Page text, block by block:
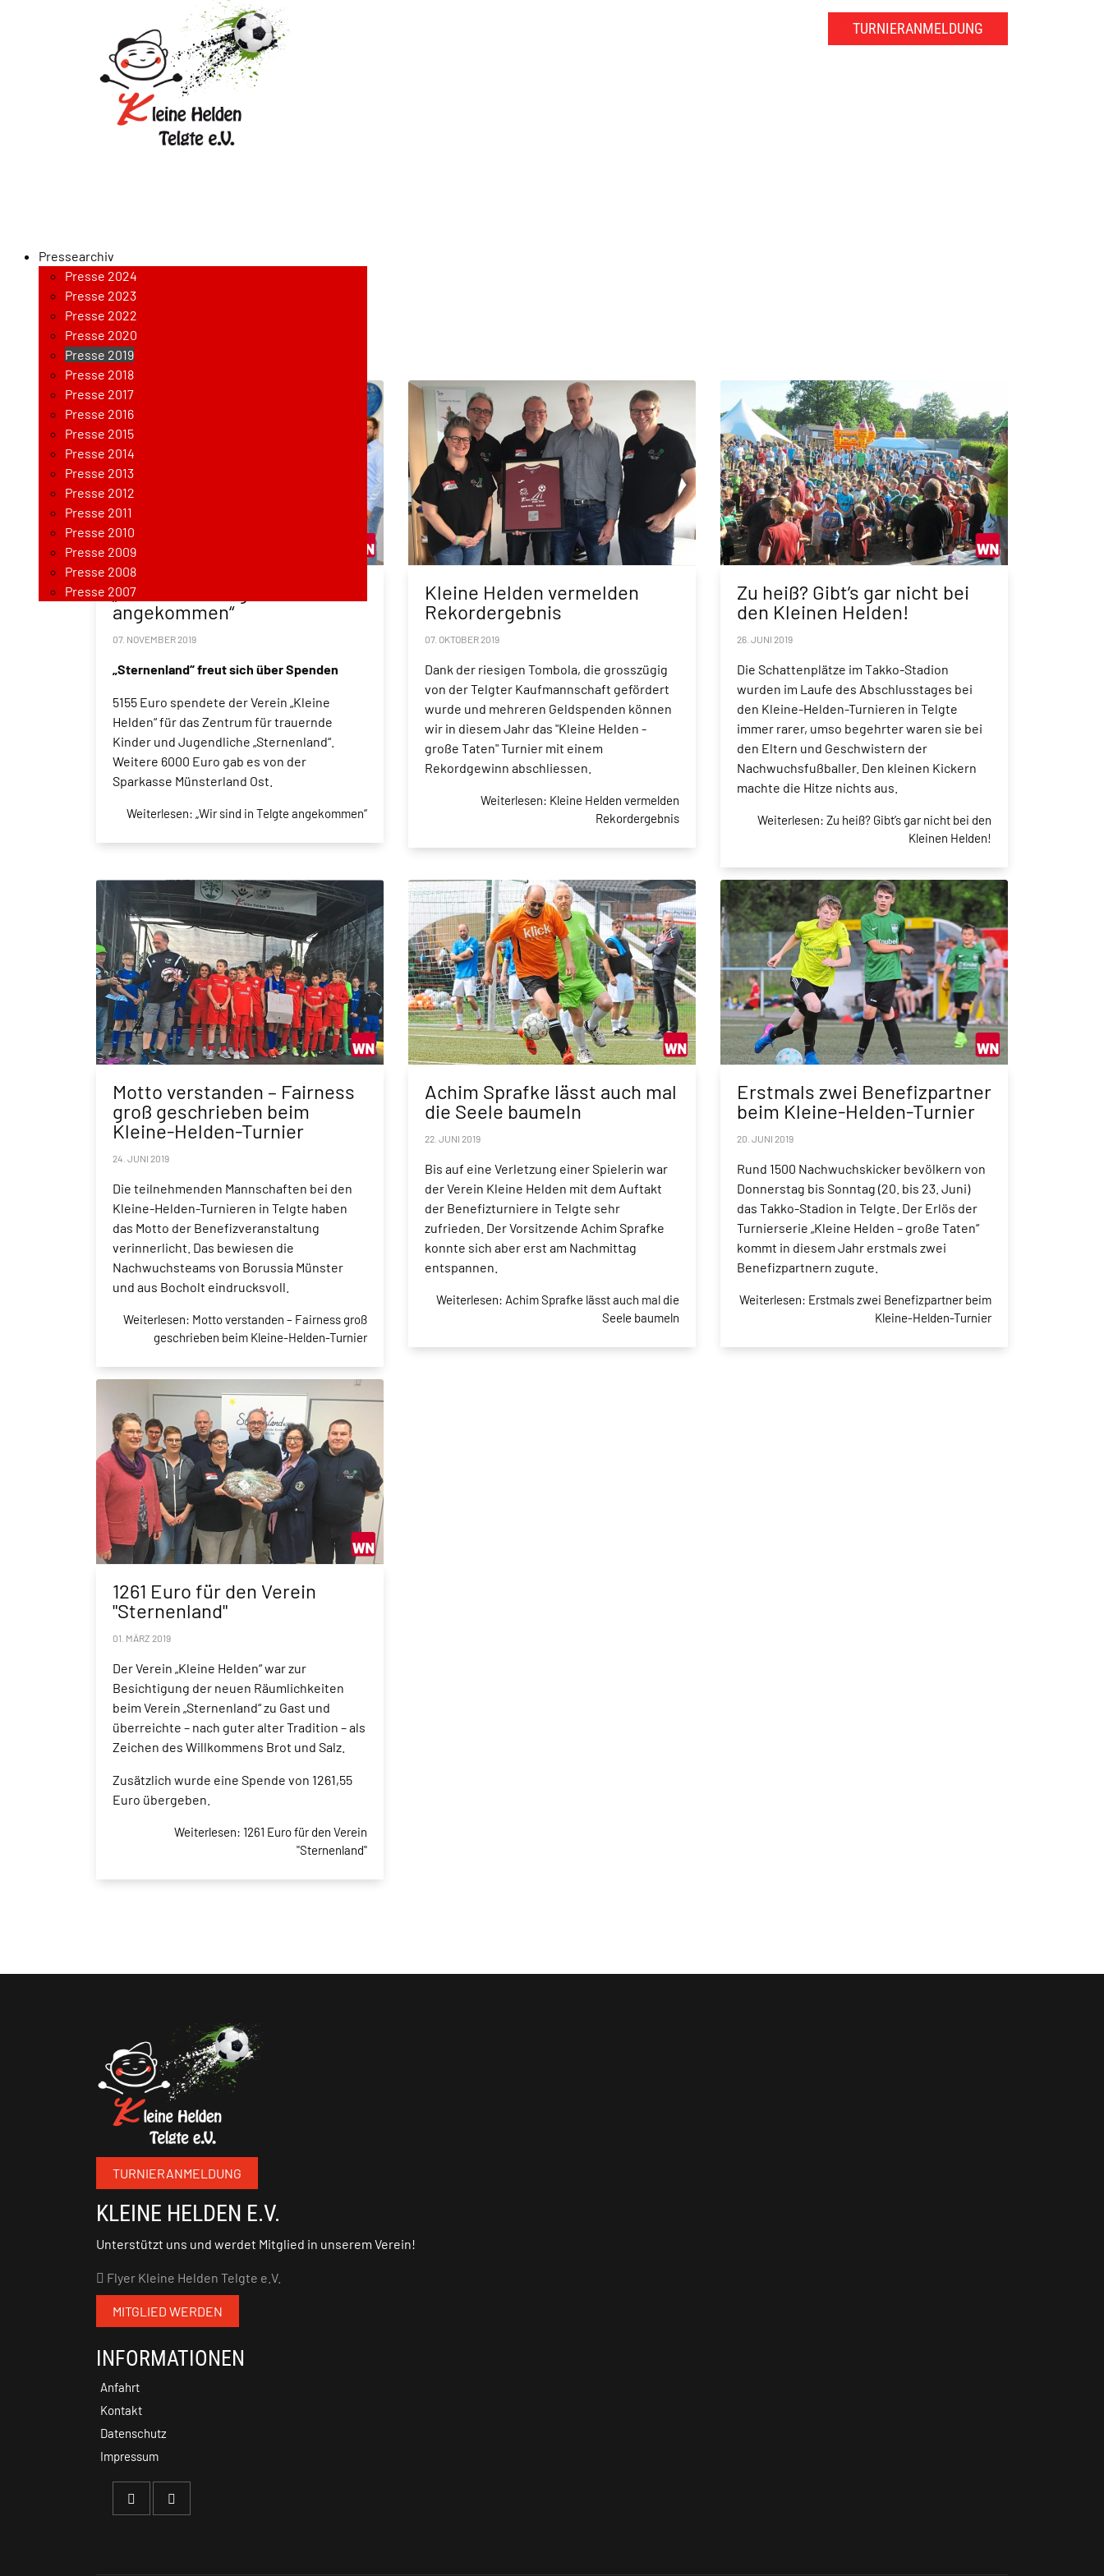
TURNIERANMELDUNG
Pressearchiv
Presse 2024
Presse 2023
Presse 2022
Presse 2020
Presse 2019
Presse 2018
Presse 2017
Presse 2016
Presse 2015
Presse 2014
Presse 2013
Presse 2012
Presse 2011
Presse 2010
Presse 2009
Presse 2008
Presse 2007
Presse 2019
„Wir sind in Telgte
angekommen“
07. NOVEMBER 2019
„Sternenland“ freut sich über Spenden
5155 Euro spendete der Verein „Kleine
Helden“ für das Zentrum für trauernde
Kinder und Jugendliche „Sternenland“.
Weitere 6000 Euro gab es von der
Sparkasse Münsterland Ost.
Weiterlesen: „Wir sind in Telgte angekommen“
Kleine Helden vermelden
Rekordergebnis
07. OKTOBER 2019
Dank der riesigen Tombola, die grosszügig
von der Telgter Kaufmannschaft gefördert
wurde und mehreren Geldspenden können
wir in diesem Jahr das "Kleine Helden -
große Taten" Turnier mit einem
Rekordgewinn abschliessen.
Weiterlesen: Kleine Helden vermelden
Rekordergebnis
Zu heiß? Gibt’s gar nicht bei
den Kleinen Helden!
26. JUNI 2019
Die Schattenplätze im Takko-Stadion
wurden im Laufe des Abschlusstages bei
den Kleine-Helden-Turnieren in Telgte
immer rarer, umso begehrter waren sie bei
den Eltern und Geschwistern der
Nachwuchsfußballer. Den kleinen Kickern
machte die Hitze nichts aus.
Weiterlesen: Zu heiß? Gibt’s gar nicht bei den
Kleinen Helden!
Motto verstanden – Fairness
groß geschrieben beim
Kleine-Helden-Turnier
24. JUNI 2019
Die teilnehmenden Mannschaften bei den
Kleine-Helden-Turnieren in Telgte haben
das Motto der Benefizveranstaltung
verinnerlicht. Das bewiesen die
Nachwuchsteams von Borussia Münster
und aus Bocholt eindrucksvoll.
Weiterlesen: Motto verstanden – Fairness groß
geschrieben beim Kleine-Helden-Turnier
Achim Sprafke lässt auch mal
die Seele baumeln
22. JUNI 2019
Bis auf eine Verletzung einer Spielerin war
der Verein Kleine Helden mit dem Auftakt
der Benefizturniere in Telgte sehr
zufrieden. Der Vorsitzende Achim Sprafke
konnte sich aber erst am Nachmittag
entspannen.
Weiterlesen: Achim Sprafke lässt auch mal die
Seele baumeln
Erstmals zwei Benefizpartner
beim Kleine-Helden-Turnier
20. JUNI 2019
Rund 1500 Nachwuchskicker bevölkern von
Donnerstag bis Sonntag (20. bis 23. Juni)
das Takko-Stadion in Telgte. Der Erlös der
Turnierserie „Kleine Helden – große Taten“
kommt in diesem Jahr erstmals zwei
Benefizpartnern zugute.
Weiterlesen: Erstmals zwei Benefizpartner beim
Kleine-Helden-Turnier
1261 Euro für den Verein
"Sternenland"
01. MÄRZ 2019
Der Verein „Kleine Helden“ war zur
Besichtigung der neuen Räumlichkeiten
beim Verein „Sternenland“ zu Gast und
überreichte – nach guter alter Tradition – als
Zeichen des Willkommens Brot und Salz.
Zusätzlich wurde eine Spende von 1261,55
Euro übergeben.
Weiterlesen: 1261 Euro für den Verein
"Sternenland"
TURNIERANMELDUNG
KLEINE HELDEN E.V.
Unterstützt uns und werdet Mitglied in unserem Verein!
Flyer Kleine Helden Telgte e.V.
MITGLIED WERDEN
INFORMATIONEN
Anfahrt
Kontakt
Datenschutz
Impressum